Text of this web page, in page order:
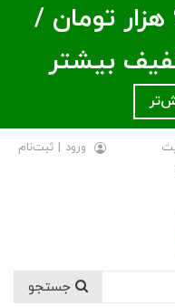
خریدهای بالای ۶00 هزار تومان /
بیشتر
ورود | ثبت‌نام